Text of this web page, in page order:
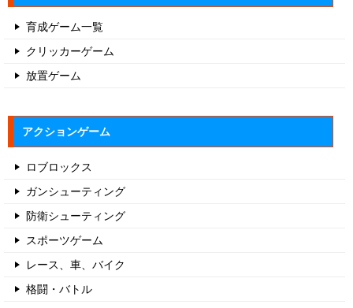
育成ゲーム一覧
クリッカーゲーム
放置ゲーム
アクションゲーム
ロブロックス
ガンシューティング
防衛シューティング
スポーツゲーム
レース、車、バイク
格闘・バトル